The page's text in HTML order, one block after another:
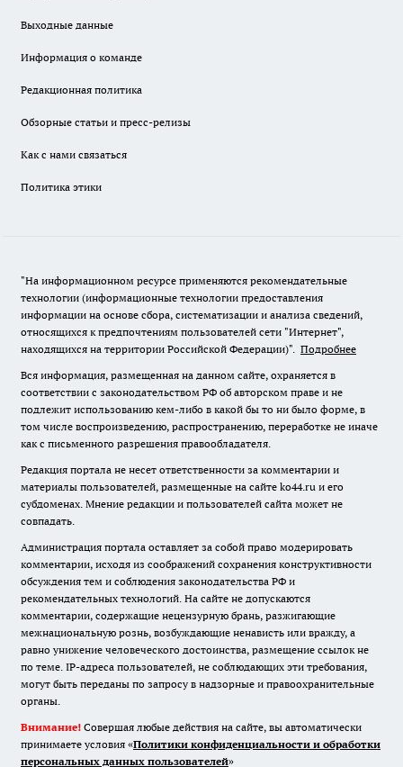
Выходные данные
Информация о команде
Редакционная политика
Обзорные статьи и пресс-релизы
Как с нами связаться
Политика этики
"На информационном ресурсе применяются рекомендательные
технологии (информационные технологии предоставления
информации на основе сбора, систематизации и анализа сведений,
относящихся к предпочтениям пользователей сети "Интернет",
находящихся на территории Российской Федерации)". Подробнее
Вся информация, размещенная на данном сайте, охраняется в
соответствии с законодательством РФ об авторском праве и не
подлежит использованию кем-либо в какой бы то ни было форме, в
том числе воспроизведению, распространению, переработке не иначе
как с письменного разрешения правообладателя.
Редакция портала не несет ответственности за комментарии и
материалы пользователей, размещенные на сайте ko44.ru и его
субдоменах. Мнение редакции и пользователей сайта может не
совпадать.
Администрация портала оставляет за собой право модерировать
комментарии, исходя из соображений сохранения конструктивности
обсуждения тем и соблюдения законодательства РФ и
рекомендательных технологий. На сайте не допускаются
комментарии, содержащие нецензурную брань, разжигающие
межнациональную рознь, возбуждающие ненависть или вражду, а
равно унижение человеческого достоинства, размещение ссылок не
по теме. IP-адреса пользователей, не соблюдающих эти требования,
могут быть переданы по запросу в надзорные и правоохранительные
органы.
Внимание! Совершая любые действия на сайте, вы автоматически
принимаете условия «Политики конфиденциальности и обработки
персональных данных пользователей»